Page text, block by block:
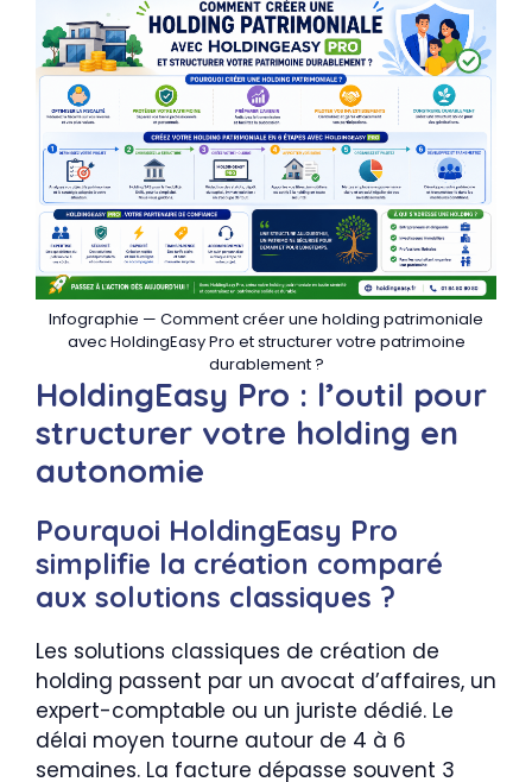
Infographie — Comment créer une holding patrimoniale
avec HoldingEasy Pro et structurer votre patrimoine
durablement ?
HoldingEasy Pro : l’outil pour
structurer votre holding en
autonomie
Pourquoi HoldingEasy Pro
simplifie la création comparé
aux solutions classiques ?
Les solutions classiques de création de
holding passent par un avocat d’affaires, un
expert-comptable ou un juriste dédié. Le
délai moyen tourne autour de 4 à 6
semaines. La facture dépasse souvent 3